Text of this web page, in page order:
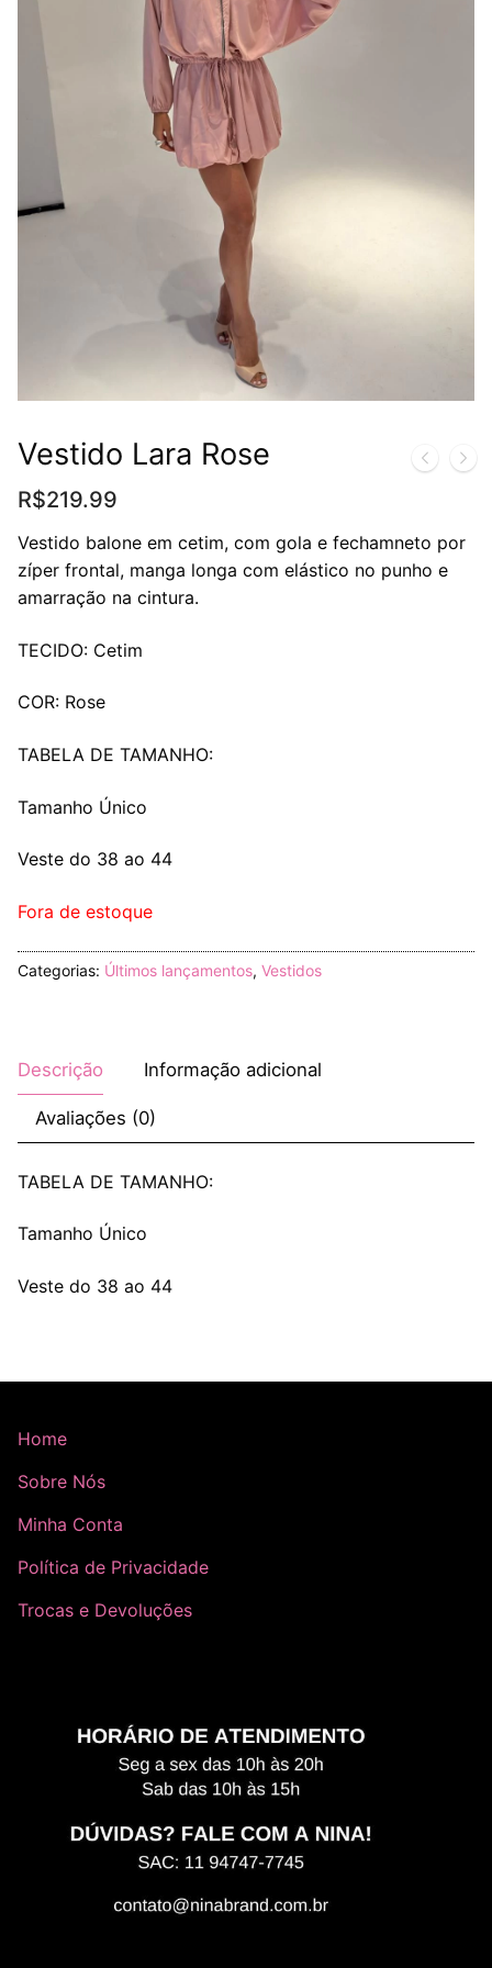
Vestido Lara Rose
R$219.99
Vestido balone em cetim, com gola e fechamneto por
zíper frontal, manga longa com elástico no punho e
amarração na cintura.
TECIDO: Cetim
COR: Rose
TABELA DE TAMANHO:
Tamanho Único
Veste do 38 ao 44
Fora de estoque
Categorias: Últimos lançamentos, Vestidos
Descrição Informação adicional
Avaliações (0)
TABELA DE TAMANHO:
Tamanho Único
Veste do 38 ao 44
Home
Sobre Nós
Minha Conta
Política de Privacidade
Trocas e Devoluções